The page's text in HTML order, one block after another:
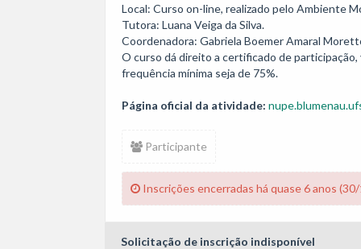
Local: Curso on-line, realizado pelo Ambiente
Tutora: Luana Veiga da Silva.
Coordenadora: Gabriela Boemer Amaral
O curso dá direito a certificado de
frequência mínima seja de 75%.
Página oficial da atividade:
Participante
Inscrições encerradas há quase 6 anos
Solicitação de inscrição indisponível